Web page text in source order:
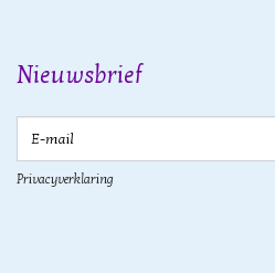
Nieuwsbrief
Privacyverklaring